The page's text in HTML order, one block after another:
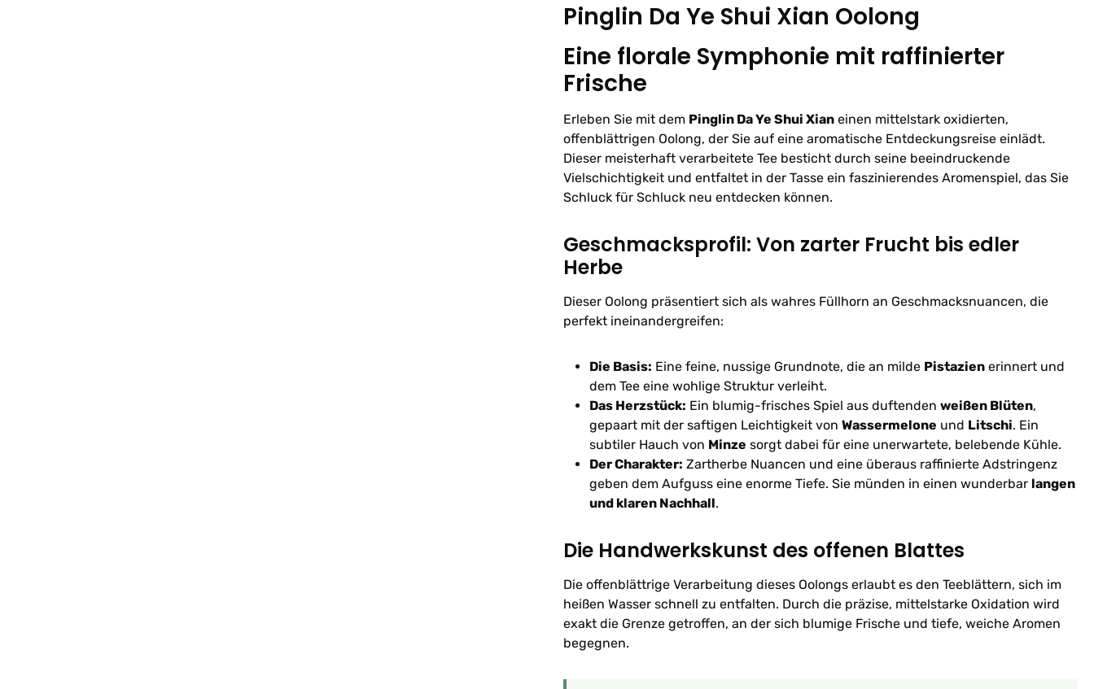
Pinglin Da Ye Shui Xian Oolong
Eine florale Symphonie mit raffinierter
Frische
Erleben Sie mit dem Pinglin Da Ye Shui Xian einen mittelstark oxidierten,
offenblättrigen Oolong, der Sie auf eine aromatische Entdeckungsreise einlädt.
Dieser meisterhaft verarbeitete Tee besticht durch seine beeindruckende
Vielschichtigkeit und entfaltet in der Tasse ein faszinierendes Aromenspiel, das Sie
Schluck für Schluck neu entdecken können.
Geschmacksprofil: Von zarter Frucht bis edler
Herbe
Dieser Oolong präsentiert sich als wahres Füllhorn an Geschmacksnuancen, die
perfekt ineinandergreifen:
Die Basis: Eine feine, nussige Grundnote, die an milde Pistazien erinnert und
dem Tee eine wohlige Struktur verleiht.
Das Herzstück: Ein blumig-frisches Spiel aus duftenden weißen Blüten,
gepaart mit der saftigen Leichtigkeit von Wassermelone und Litschi. Ein
subtiler Hauch von Minze sorgt dabei für eine unerwartete, belebende Kühle.
Der Charakter: Zartherbe Nuancen und eine überaus raffinierte Adstringenz
geben dem Aufguss eine enorme Tiefe. Sie münden in einen wunderbar langen
und klaren Nachhall.
Die Handwerkskunst des offenen Blattes
Die offenblättrige Verarbeitung dieses Oolongs erlaubt es den Teeblättern, sich im
heißen Wasser schnell zu entfalten. Durch die präzise, mittelstarke Oxidation wird
exakt die Grenze getroffen, an der sich blumige Frische und tiefe, weiche Aromen
begegnen.